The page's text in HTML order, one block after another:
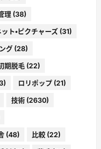
理 (38)
ト・ピクチャーズ (31)
グ (28)
期脱毛 (22)
ロリポップ (21)
技術 (2630)
(48) 比較 (22)